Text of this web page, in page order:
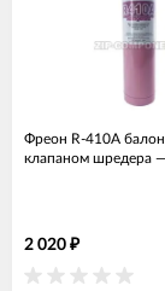
Фреон R-410A
клапаном шредера —
2 020 ₽